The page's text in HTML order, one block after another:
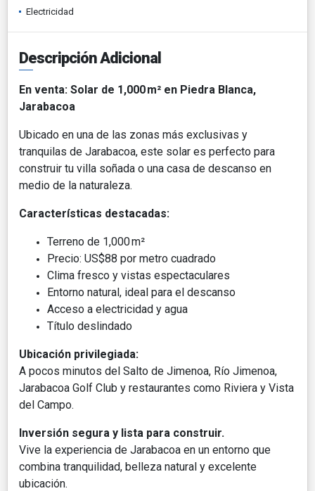
Electricidad
Descripción Adicional
En venta: Solar de 1,000 m² en Piedra Blanca,
Jarabacoa
Ubicado en una de las zonas más exclusivas y
tranquilas de Jarabacoa, este solar es perfecto para
construir tu villa soñada o una casa de descanso en
medio de la naturaleza.
Características destacadas:
Terreno de 1,000 m²
Precio: US$88 por metro cuadrado
Clima fresco y vistas espectaculares
Entorno natural, ideal para el descanso
Acceso a electricidad y agua
Título deslindado
Ubicación privilegiada:
A pocos minutos del Salto de Jimenoa, Río Jimenoa,
Jarabacoa Golf Club y restaurantes como Riviera y Vista
del Campo.
Inversión segura y lista para construir.
Vive la experiencia de Jarabacoa en un entorno que
combina tranquilidad, belleza natural y excelente
ubicación.